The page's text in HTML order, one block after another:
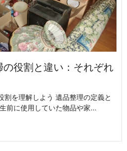
役割と違い：それぞれ
割を理解しよう 遺品整理の定義と
前に使用していた物品や家...